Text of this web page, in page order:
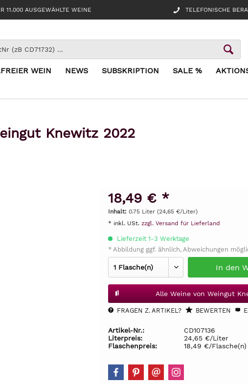
11.000 AUSGEWÄHLTE WEINE TELEFONISCHE
WEIN NEWS SUBSKRIPTION SALE %
Knewitz 2022
18,49 € *
Inhalt: 0.75 Liter (24,65 €/Liter)
* inkl. USt. zzgl. Versand für Lieferland
Lieferzeit 1-3 Werktage
* Abbildung ggf. ähnlich, Abweichungen
In den
Alle Weine von Weingut
FRAGEN Z. ARTIKEL? BEWERTEN
Artikel-Nr.:
CD107136
Literpreis:
24,65 €/Liter
Flaschenpreis:
18,49 €/Flasche(n)